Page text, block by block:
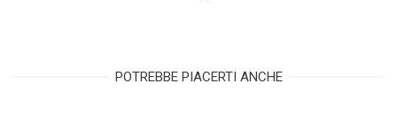
POTREBBE PIACERTI ANCHE